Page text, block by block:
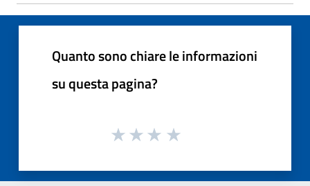
Quanto sono chiare le informazioni
su questa pagina?